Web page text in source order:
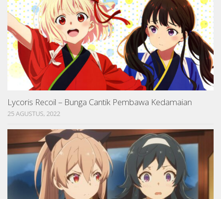
Lycoris Recoil – Bunga Cantik Pembawa Kedamaian
25 AGUSTUS, 2022